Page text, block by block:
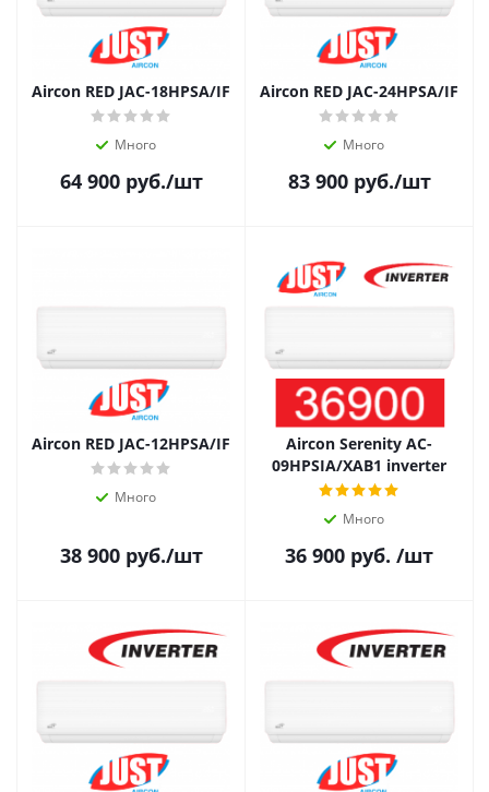
Aircon RED JAC-18HPSA/IF
Много
64 900руб./шт
Aircon RED JAC-24HPSA/IF
Много
83 900руб./шт
Aircon RED JAC-12HPSA/IF
Много
38 900руб./шт
Aircon Serenity AC-
09HPSIA/XAB1 inverter
Много
36 900 руб. /шт